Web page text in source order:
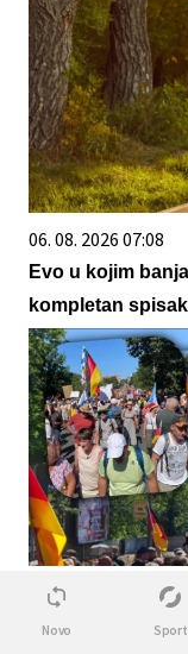
06. 08. 2026 07:08
Evo u kojim
kompletan
08. 08. 2026 17:40
"Мерц мора да
Novo Sport